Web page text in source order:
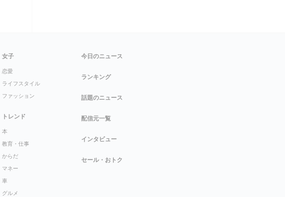
女子
恋愛
ライフスタイル
ファッション
トレンド
本
教育・仕事
からだ
マネー
車
グルメ
今日のニュース
ランキング
話題のニュース
配信元一覧
インタビュー
セール・おトク